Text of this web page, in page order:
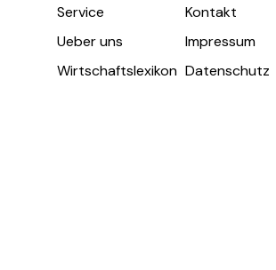
Service
Ueber uns
Wirtschaftslexikon
Kontakt
Impressum
Datenschutz